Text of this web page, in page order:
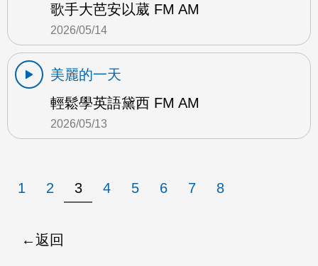
歌手大芭安以葳 FM AM
2026/05/14
美麗的一天
輕鬆學英語黛西 FM AM
2026/05/13
1 2 3 4 5 6 7 8
返回